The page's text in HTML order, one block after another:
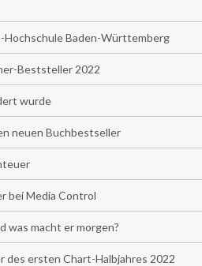
Hochschule Baden-Württemberg
Beststeller 2022
wurde
neuen Buchbestseller
bei Media Control
was macht er morgen?
des ersten Chart-Halbjahres 2022